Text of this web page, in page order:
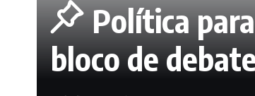
Política
bloco de